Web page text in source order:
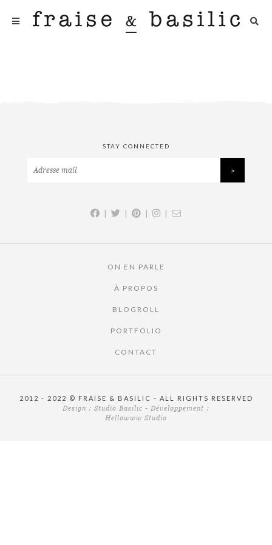
STAY CONNECTED
| | | |
ON EN PARLE
À PROPOS
BLOGROLL
PORTFOLIO
CONTACT
2012 - 2022 © FRAISE & BASILIC - ALL RIGHTS RESERVED
Design : Studio Basilic - Développement :
Hellowww Studio